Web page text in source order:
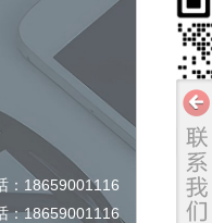
18659001116
18659001116